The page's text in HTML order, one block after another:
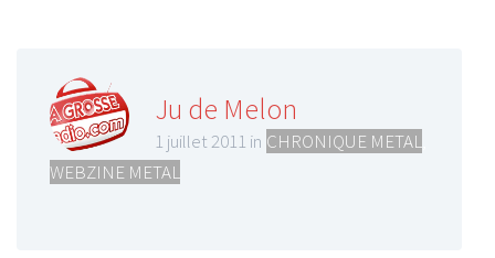
Ju de Melon
1 juillet 2011 in CHRONIQUE METAL
WEBZINE METAL